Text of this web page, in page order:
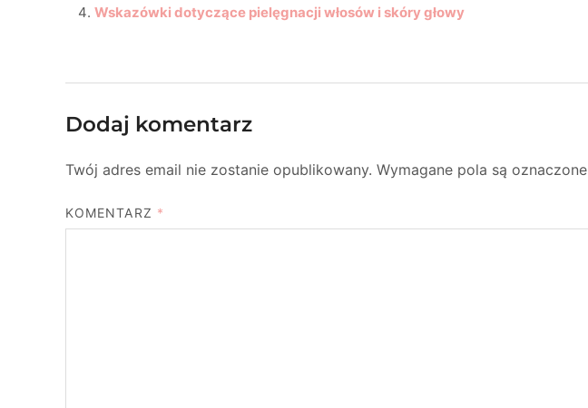
Wskazówki dotyczące pielęgnacji włosów i skóry głowy
Dodaj komentarz
Twój adres email nie zostanie opublikowany. Wymagane pola są oznaczone
KOMENTARZ *